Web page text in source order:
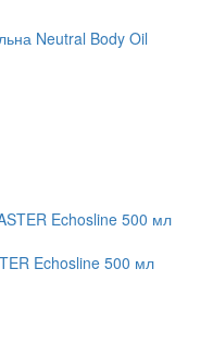
Neutral Body Oil
Echosline 500 мл